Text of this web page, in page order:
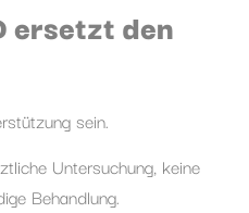
ersetzt den
sein.
Untersuchung, keine
Behandlung.